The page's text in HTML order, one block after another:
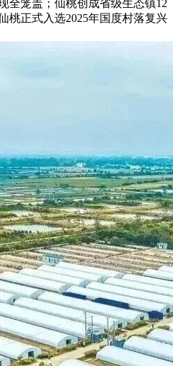
全笼盖；仙桃创成省级生态镇12
桃正式入选2025年国度村落复兴